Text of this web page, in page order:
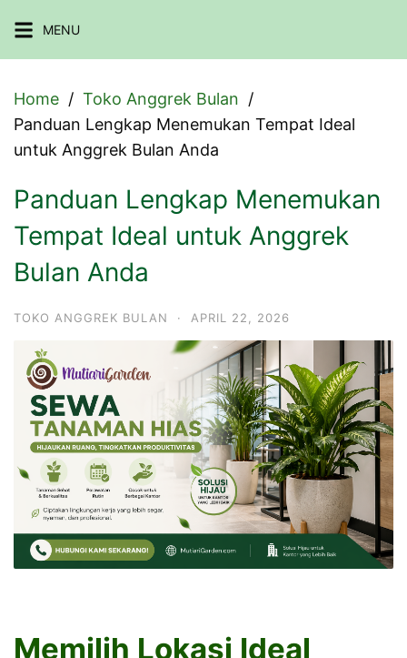
to
MENU
Home
Toko Anggrek Bulan
Panduan Lengkap Menemukan Tempat Ideal
untuk Anggrek Bulan Anda
Panduan Lengkap Menemukan
Tempat Ideal untuk Anggrek
Bulan Anda
TOKO ANGGREK BULAN · APRIL 22, 2026
Memilih Lokasi Ideal